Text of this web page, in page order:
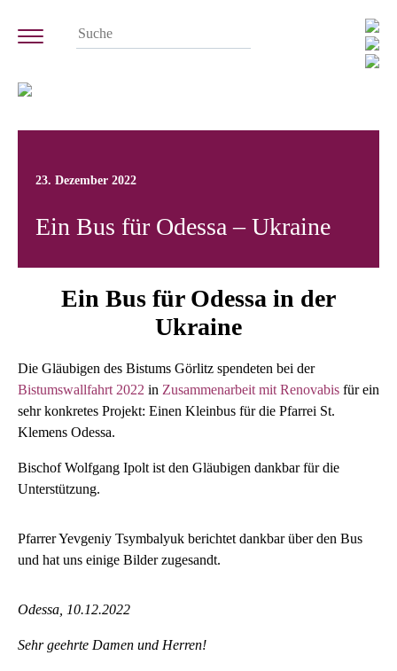
23. Dezember 2022
Ein Bus für Odessa – Ukraine
Ein Bus für Odessa in der
Ukraine
Die Gläubigen des Bistums Görlitz spendeten bei der
Bistumswallfahrt 2022 in Zusammenarbeit mit Renovabis für ein
sehr konkretes Projekt: Einen Kleinbus für die Pfarrei St.
Klemens Odessa.
Bischof Wolfgang Ipolt ist den Gläubigen dankbar für die
Unterstützung.
Pfarrer Yevgeniy Tsymbalyuk berichtet dankbar über den Bus
und hat uns einige Bilder zugesandt.
Odessa, 10.12.2022
Sehr geehrte Damen und Herren!